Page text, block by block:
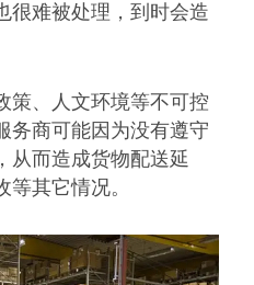
很难被处理，到时会造
策、人文环境等不可控
务商可能因为没有遵守
从而造成货物配送延
等其它情况。